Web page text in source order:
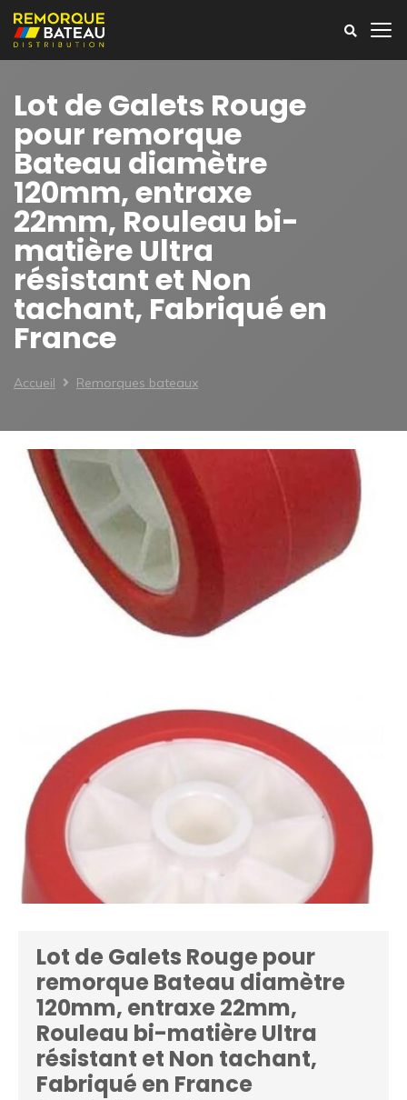
Lot de Galets Rouge
pour remorque
Bateau diamètre
120mm, entraxe
22mm, Rouleau bi-
matière Ultra
résistant et Non
tachant, Fabriqué en
France
Accueil Remorques bateaux
Lot de Galets Rouge pour
remorque Bateau diamètre
120mm, entraxe 22mm,
Rouleau bi-matière Ultra
résistant et Non tachant,
Fabriqué en France